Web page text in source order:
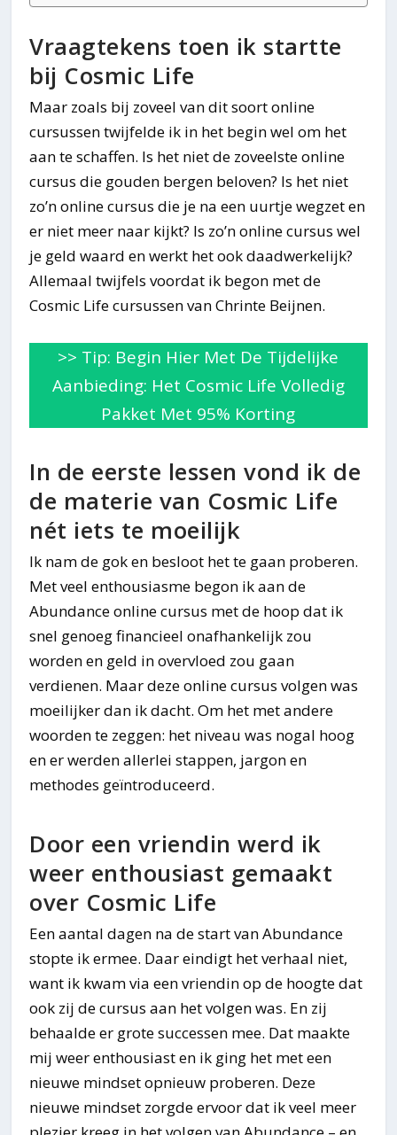
Vraagtekens toen ik startte
bij Cosmic Life
Maar zoals bij zoveel van dit soort online
cursussen twijfelde ik in het begin wel om het
aan te schaffen. Is het niet de zoveelste online
cursus die gouden bergen beloven? Is het niet
zo’n online cursus die je na een uurtje wegzet en
er niet meer naar kijkt? Is zo’n online cursus wel
je geld waard en werkt het ook daadwerkelijk?
Allemaal twijfels voordat ik begon met de
Cosmic Life cursussen van Chrinte Beijnen.
>> Tip: Begin Hier Met De Tijdelijke
Aanbieding: Het Cosmic Life Volledig
Pakket Met 95% Korting
In de eerste lessen vond ik de
de materie van Cosmic Life
nét iets te moeilijk
Ik nam de gok en besloot het te gaan proberen.
Met veel enthousiasme begon ik aan de
Abundance online cursus met de hoop dat ik
snel genoeg financieel onafhankelijk zou
worden en geld in overvloed zou gaan
verdienen. Maar deze online cursus volgen was
moeilijker dan ik dacht. Om het met andere
woorden te zeggen: het niveau was nogal hoog
en er werden allerlei stappen, jargon en
methodes geïntroduceerd.
Door een vriendin werd ik
weer enthousiast gemaakt
over Cosmic Life
Een aantal dagen na de start van Abundance
stopte ik ermee. Daar eindigt het verhaal niet,
want ik kwam via een vriendin op de hoogte dat
ook zij de cursus aan het volgen was. En zij
behaalde er grote successen mee. Dat maakte
mij weer enthousiast en ik ging het met een
nieuwe mindset opnieuw proberen. Deze
nieuwe mindset zorgde ervoor dat ik veel meer